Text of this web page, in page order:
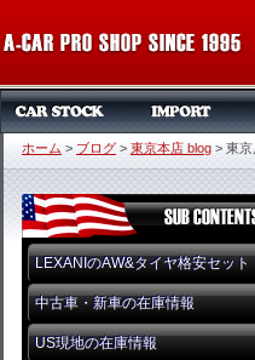
ホーム > ブログ > 東京本店 blog > 東京
LEXANIのAW&タイヤ格安セット
中古車・新車の在庫情報
US現地の在庫情報